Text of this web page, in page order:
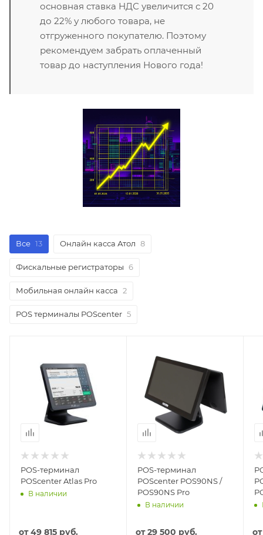
основная ставка НДС увеличится с 20
до 22% у любого товара, не
отгруженного покупателю. Поэтому
рекомендуем забрать оплаченный
товар до наступления Нового года!
Все 13 Онлайн касса Атол 8
Фискальные регистраторы 6
Мобильная онлайн касса 2
POS терминалы POScenter 5
POS-терминал
POScenter Atlas Pro
В наличии
от49 815 руб.
POS-терминал
POScenter POS90NS /
POS90NS Pro
В наличии
от29 500 руб.